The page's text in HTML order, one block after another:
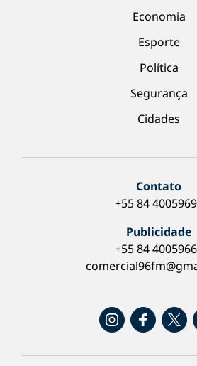
Economia
Esporte
Política
Segurança
Cidades
Contato
+55 84
Publicidade
+55 84